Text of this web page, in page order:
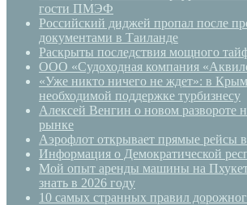
гости ПМЭФ
Российский диджей пропал после
документами в Таиланде
Раскрыты последствия мощного
ООО «Судоходная компания
«Уже никто ничего не ждет»: в
необходимой поддержке турбизнесу
Алексей Венгин о новом развороте
рынке
Аэрофлот открывает прямые рейсы
Информация о Демократической
Мой опыт аренды машины на
знать в 2026 году
10 самых странных правил